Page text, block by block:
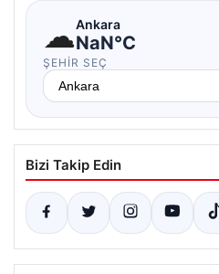
☁Ankara
NaN°C
ŞEHIR SEÇ
Bizi Takip Edin